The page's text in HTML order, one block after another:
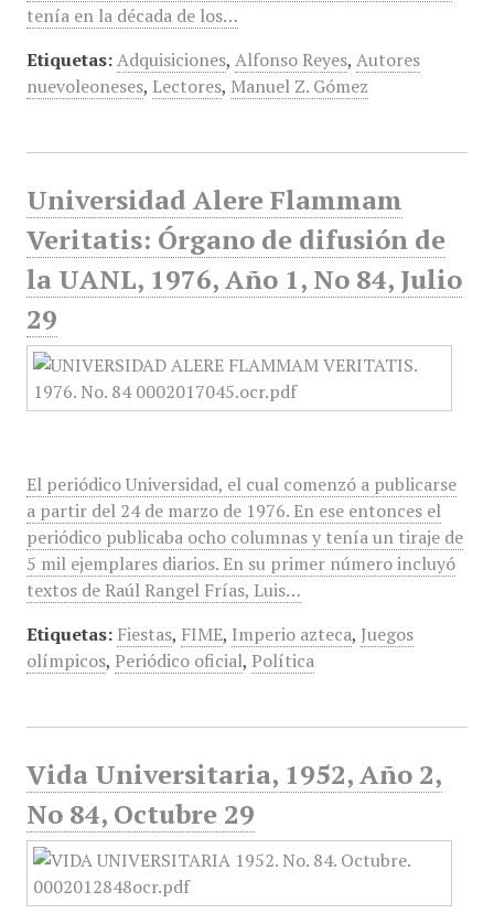
tenía en la década de los…
Etiquetas: Adquisiciones, Alfonso Reyes, Autores
nuevoleoneses, Lectores, Manuel Z. Gómez
Universidad Alere Flammam
Veritatis: Órgano de difusión de
la UANL, 1976, Año 1, No 84, Julio
29
El periódico Universidad, el cual comenzó a publicarse
a partir del 24 de marzo de 1976. En ese entonces el
periódico publicaba ocho columnas y tenía un tiraje de
5 mil ejemplares diarios. En su primer número incluyó
textos de Raúl Rangel Frías, Luis…
Etiquetas: Fiestas, FIME, Imperio azteca, Juegos
olímpicos, Periódico oficial, Política
Vida Universitaria, 1952, Año 2,
No 84, Octubre 29